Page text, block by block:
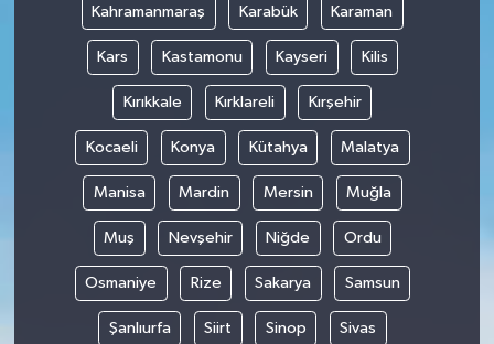
Kahramanmaraş Karabük Karaman
Kars Kastamonu Kayseri Kilis
Kırıkkale Kırklareli Kırşehir
Kocaeli Konya Kütahya Malatya
Manisa Mardin Mersin Muğla
Muş Nevşehir Niğde Ordu
Osmaniye Rize Sakarya Samsun
Şanlıurfa Siirt Sinop Sivas